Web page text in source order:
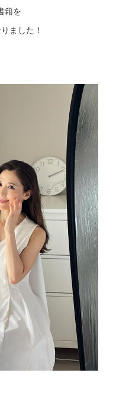
籍を
ました！